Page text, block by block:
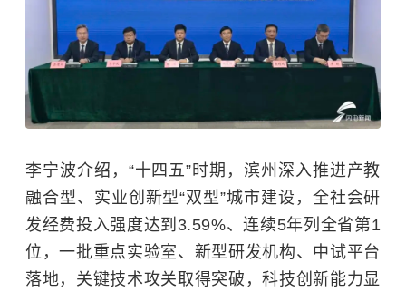
李宁波介绍，“十四五”时期，滨州深入推进产教
融合型、实业创新型“双型”城市建设，全社会研
发经费投入强度达到3.59%、连续5年列全省第1
位，一批重点实验室、新型研发机构、中试平台
落地，关键技术攻关取得突破，科技创新能力显